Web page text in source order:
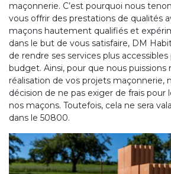
maçonnerie. C’est pourquoi nous
vous offrir des prestations de qualités
maçons hautement qualifiés et
dans le but de vous satisfaire, DM
de rendre ses services plus
budget. Ainsi, pour que nous puissions
réalisation de vos projets maçonnerie,
décision de ne pas exiger de frais pour
nos maçons. Toutefois, cela ne sera
dans le 50800.